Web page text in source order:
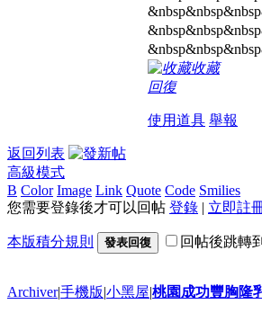
收藏
回復
使用道具 舉報
返回列表
高級模式
B Color Image Link Quote Code Smilies
您需要登錄後才可以回帖 登錄 | 立即註
本版積分規則 發表回復 回帖後跳轉
Archiver|手機版|小黑屋|桃園成功豐胸隆